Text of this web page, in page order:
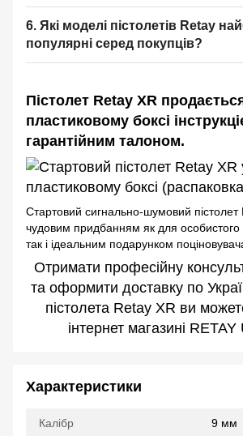
6. Які моделі пістолетів Retay
популярні серед покупців?
Пістолет Retay XR
пластиковому боксі
гарантійним талоном.
Стартовий сигнально-шумовий пістолет
чудовим придбанням як для особистого
так і ідеальним подарунком
Отримати професійну
та оформити доставку по
пістолета Retay XR ви
інтернет магазині
Характеристики
Калібр 9 мм